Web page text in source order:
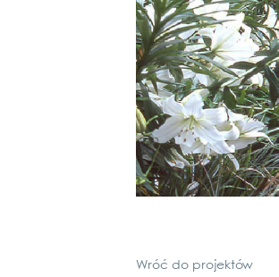
Wróć do pro­jek­tów